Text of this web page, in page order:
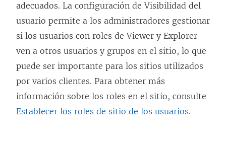
adecuados. La configuración de Visibilidad del
usuario permite a los administradores gestionar
si los usuarios con roles de Viewer y Explorer
ven a otros usuarios y grupos en el sitio, lo que
puede ser importante para los sitios utilizados
por varios clientes. Para obtener más
información sobre los roles en el sitio, consulte
Establecer los roles de sitio de los usuarios.